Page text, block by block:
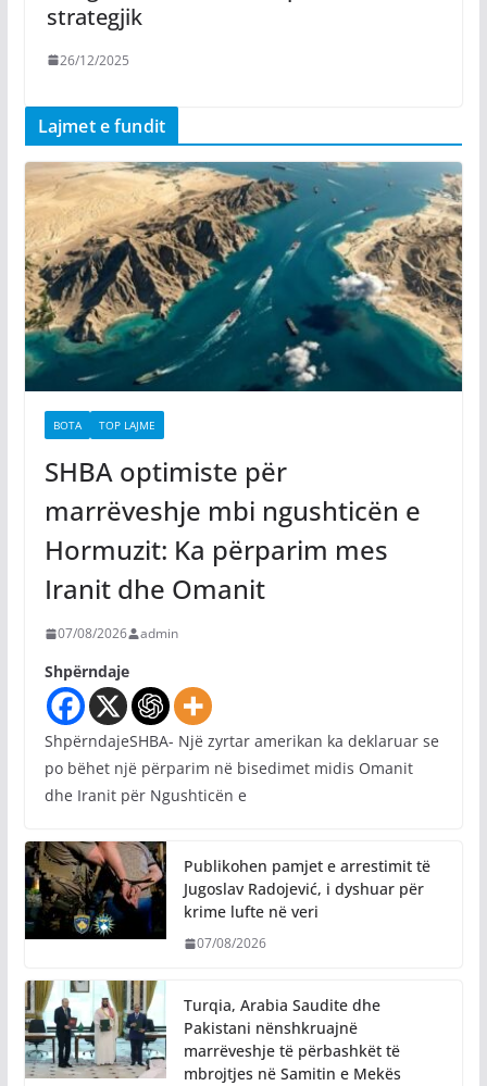
strategjik
26/12/2025
Lajmet e fundit
BOTA TOP LAJME
SHBA optimiste për
marrëveshje mbi ngushticën e
Hormuzit: Ka përparim mes
Iranit dhe Omanit
07/08/2026 admin
Shpërndaje
ShpërndajeSHBA- Një zyrtar amerikan ka deklaruar se
po bëhet një përparim në bisedimet midis Omanit
dhe Iranit për Ngushticën e
Publikohen pamjet e arrestimit të
Jugoslav Radojević, i dyshuar për
krime lufte në veri
07/08/2026
Turqia, Arabia Saudite dhe
Pakistani nënshkruajnë
marrëveshje të përbashkët të
mbrojtjes në Samitin e Mekës